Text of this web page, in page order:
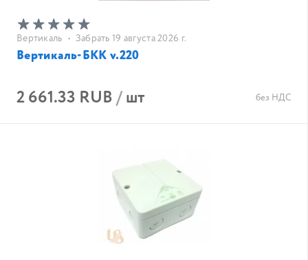
Вертикаль • Забрать 19 августа 2026 г.
Вертикаль-БКК v.220
2 661.33 RUB/шт без НДС